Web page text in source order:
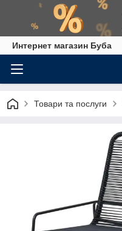
Интернет магазин Буба
Товари та послуги